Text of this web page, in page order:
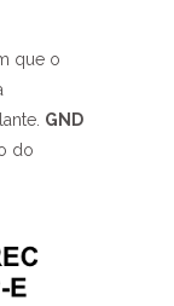
que o
GND
do